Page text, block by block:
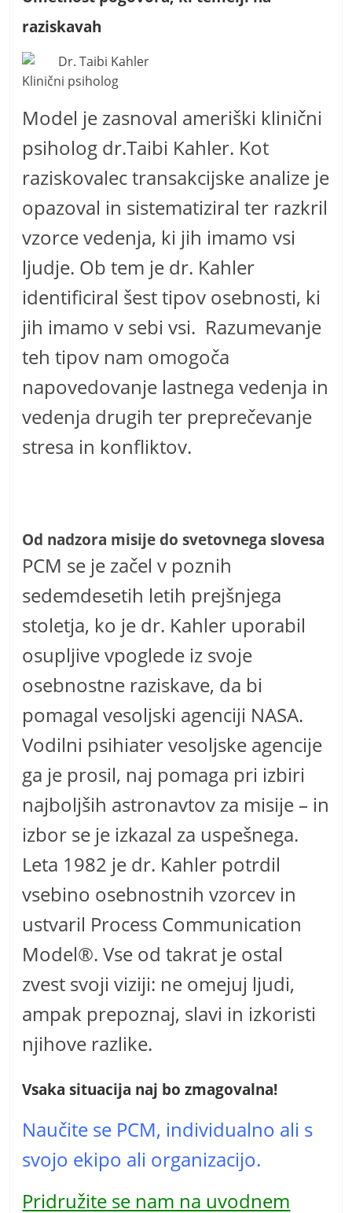
raziskavah
Dr. Taibi Kahler
Klinični psiholog
Model je zasnoval ameriški klinični
psiholog dr.Taibi Kahler. Kot
raziskovalec transakcijske analize je
opazoval in sistematiziral ter razkril
vzorce vedenja, ki jih imamo vsi
ljudje. Ob tem je dr. Kahler
identificiral šest tipov osebnosti, ki
jih imamo v sebi vsi. Razumevanje
teh tipov nam omogoča
napovedovanje lastnega vedenja in
vedenja drugih ter preprečevanje
stresa in konfliktov.
Od nadzora misije do svetovnega slovesa
PCM se je začel v poznih
sedemdesetih letih prejšnjega
stoletja, ko je dr. Kahler uporabil
osupljive vpoglede iz svoje
osebnostne raziskave, da bi
pomagal vesoljski agenciji NASA.
Vodilni psihiater vesoljske agencije
ga je prosil, naj pomaga pri izbiri
najboljših astronavtov za misije – in
izbor se je izkazal za uspešnega.
Leta 1982 je dr. Kahler potrdil
vsebino osebnostnih vzorcev in
ustvaril Process Communication
Model®. Vse od takrat je ostal
zvest svoji viziji: ne omejuj ljudi,
ampak prepoznaj, slavi in izkoristi
njihove razlike.
Vsaka situacija naj bo zmagovalna!
Naučite se PCM, individualno ali s
svojo ekipo ali organizacijo.
Pridružite se nam na uvodnem